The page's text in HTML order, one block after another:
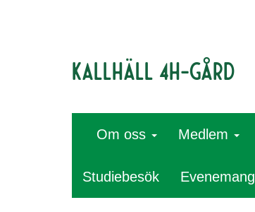
Kallhäll 4H-gård
Om oss Medlem
Studiebesök Evenemang